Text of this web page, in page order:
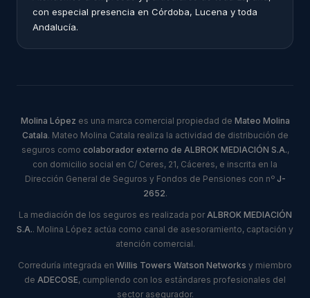
con especial presencia en Córdoba, Lucena y toda
Andalucía.
Molina López es una marca comercial propiedad de Mateo Molina
Catala. Mateo Molina Catala realiza la actividad de distribución de
seguros como colaborador externo de ALBROK MEDIACIÓN S.A.,
con domicilio social en C/ Ceres, 21, Cáceres, e inscrita en la
Dirección General de Seguros y Fondos de Pensiones con nº J-
2652.
La mediación de los seguros es realizada por ALBROK MEDIACIÓN
S.A.. Molina López actúa como canal de asesoramiento, captación y
atención comercial.
Correduría integrada en Willis Towers Watson Networks y miembro
de ADECOSE, cumpliendo con los estándares profesionales del
sector asegurador.